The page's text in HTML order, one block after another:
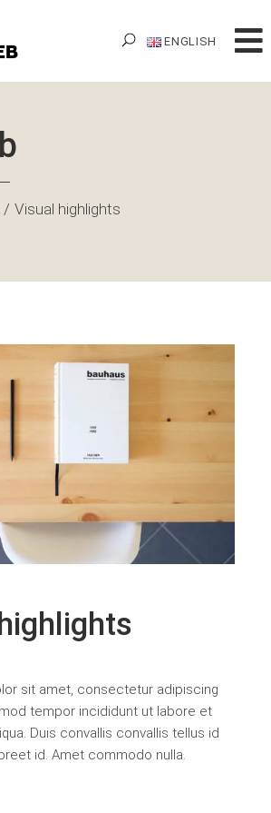
ENGLISH
Visual highlights
sit amet, consectetur adipiscing
tempor incididunt ut labore et
Duis convallis convallis tellus id
id. Amet commodo nulla.